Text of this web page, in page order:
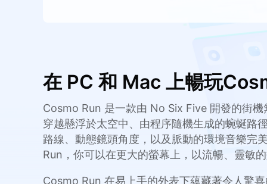
在 PC 和 Mac 上暢玩
Cosmo Run 是一款由 No Six Five 開發的街
穿越懸浮於太空中、由程序隨機生成的蜿蜒路
路線、動態鏡頭角度，以及脈動的環境音樂完
Run，你可以在更大的螢幕上，以流暢、靈敏
Cosmo Run 在易上手的外表下蘊藏著令人驚